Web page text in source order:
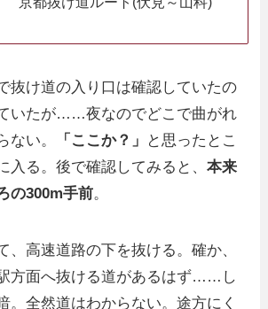
抜け道の入り口は確認していたの
いたが……夜なのでどこで曲がれ
ない。
「ここか？」
と思ったとこ
入る。後で確認してみると、本来
の300m手前。
、高速道路の下を抜ける。確か、
方面へ抜ける道があるはず……し
。全然道はわからない。途方にく